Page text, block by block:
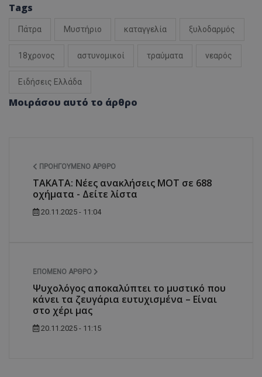
Tags
Πάτρα Μυστήριο καταγγελία ξυλοδαρμός
18χρονος αστυνομικοί τραύματα νεαρός
Ειδήσεις Ελλάδα
Μοιράσου αυτό το άρθρο
ΠΡΟΗΓΟΎΜΕΝΟ ΆΡΘΡΟ
ΤΑΚΑΤΑ: Νέες ανακλήσεις ΜΟΤ σε 688
οχήματα - Δείτε λίστα
20.11.2025 - 11:04
ΕΠΌΜΕΝΟ ΆΡΘΡΟ
Ψυχολόγος αποκαλύπτει το μυστικό που
κάνει τα ζευγάρια ευτυχισμένα – Είναι
στο χέρι μας
20.11.2025 - 11:15